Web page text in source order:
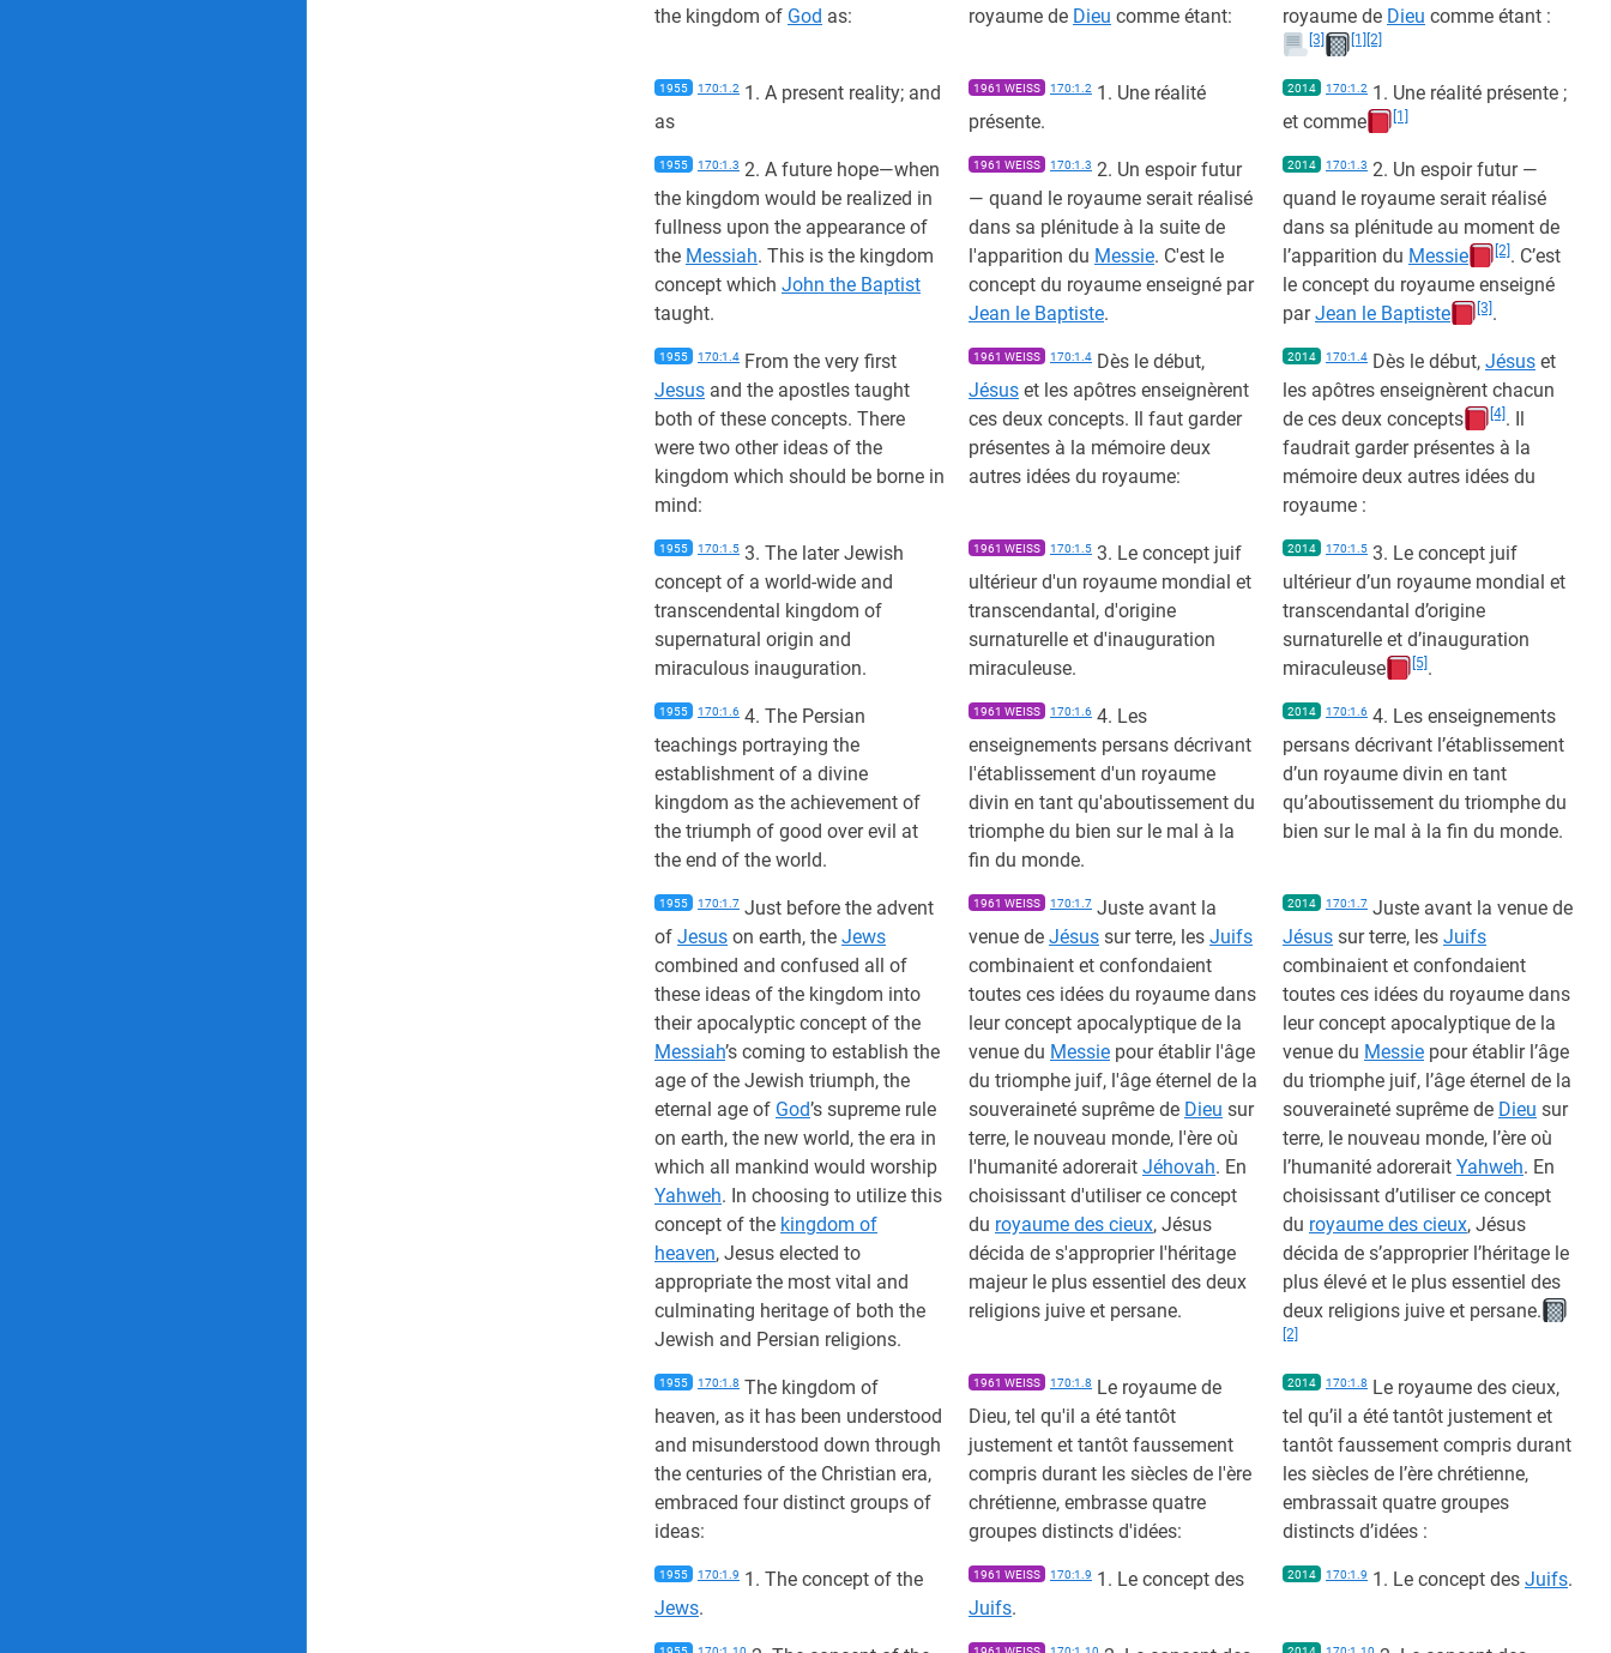
the kingdom of God as:
royaume de Dieu comme étant:
royaume de Dieu comme étant :
[3] [1] [2]
1955 170:1.2 1. A present reality; and
as
1961 WEISS 170:1.2 1. Une réalité
présente.
2014 170:1.2 1. Une réalité présente ;
et comme
[1]
1955 170:1.3 2. A future hope—when
the kingdom would be realized in
fullness upon the appearance of
the Messiah. This is the kingdom
concept which John the Baptist
taught.
1961 WEISS 170:1.3 2. Un espoir futur
— quand le royaume serait réalisé
dans sa plénitude à la suite de
l'apparition du Messie. C'est le
concept du royaume enseigné par
Jean le Baptiste.
2014 170:1.3 2. Un espoir futur —
quand le royaume serait réalisé
dans sa plénitude au moment de
l’apparition du Messie [2] . C’est
le concept du royaume enseigné
parJean le Baptiste [3] .
1955 170:1.4 From the very first
Jesus and the apostles taught
both of these concepts. There
were two other ideas of the
kingdom which should be borne in
mind:
1961 WEISS 170:1.4 Dès le début,
Jésus et les apôtres enseignèrent
ces deux concepts. Il faut garder
présentes à la mémoire deux
autres idées du royaume:
2014 170:1.4 Dès le début, Jésus et
les apôtres enseignèrent chacun
de ces deux concepts
[4] . Il
faudrait garder présentes à la
mémoire deux autres idées du
royaume :
1955 170:1.5 3. The later Jewish
concept of a world-wide and
transcendental kingdom of
supernatural origin and
miraculous inauguration.
1961 WEISS 170:1.5 3. Le concept juif
ultérieur d'un royaume mondial et
transcendantal, d'origine
surnaturelle et d'inauguration
miraculeuse.
2014 170:1.5 3. Le concept juif
ultérieur d’un royaume mondial et
transcendantal d’origine
surnaturelle et d’inauguration
miraculeuse
[5] .
1955 170:1.6 4. The Persian
teachings portraying the
establishment of a divine
kingdom as the achievement of
the triumph of good over evil at
the end of the world.
1961 WEISS 170:1.6 4. Les
enseignements persans décrivant
l'établissement d'un royaume
divin en tant qu'aboutissement du
triomphe du bien sur le mal à la
fin du monde.
2014 170:1.6 4. Les enseignements
persans décrivant l’établissement
d’un royaume divin en tant
qu’aboutissement du triomphe du
bien sur le mal à la fin du monde.
1955 170:1.7 Just before the advent
of Jesus on earth, the Jews
combined and confused all of
these ideas of the kingdom into
their apocalyptic concept of the
Messiah’s coming to establish the
age of the Jewish triumph, the
eternal age of God’s supreme rule
on earth, the new world, the era in
which all mankind would worship
Yahweh. In choosing to utilize this
concept of the kingdom of
heaven, Jesus elected to
appropriate the most vital and
culminating heritage of both the
Jewish and Persian religions.
1961 WEISS 170:1.7 Juste avant la
venue de Jésus sur terre, les Juifs
combinaient et confondaient
toutes ces idées du royaume dans
leur concept apocalyptique de la
venue du Messie pour établir l'âge
du triomphe juif, l'âge éternel de la
souveraineté suprême de Dieu sur
terre, le nouveau monde, l'ère où
l'humanité adorerait Jéhovah. En
choisissant d'utiliser ce concept
du royaume des cieux, Jésus
décida de s'approprier l'héritage
majeur le plus essentiel des deux
religions juive et persane.
2014 170:1.7 Juste avant la venue de
Jésus sur terre, les Juifs
combinaient et confondaient
toutes ces idées du royaume dans
leur concept apocalyptique de la
venue du Messie pour établir l’âge
du triomphe juif, l’âge éternel de la
souveraineté suprême de Dieu sur
terre, le nouveau monde, l’ère où
l’humanité adorerait Yahweh. En
choisissant d’utiliser ce concept
du royaume des cieux, Jésus
décida de s’approprier l’héritage le
plus élevé et le plus essentiel des
deux religions juive et persane.
[2]
1955 170:1.8 The kingdom of
heaven, as it has been understood
and misunderstood down through
the centuries of the Christian era,
embraced four distinct groups of
ideas:
1961 WEISS 170:1.8 Le royaume de
Dieu, tel qu'il a été tantôt
justement et tantôt faussement
compris durant les siècles de l'ère
chrétienne, embrasse quatre
groupes distincts d'idées:
2014 170:1.8 Le royaume des cieux,
tel qu’il a été tantôt justement et
tantôt faussement compris durant
les siècles de l’ère chrétienne,
embrassait quatre groupes
distincts d’idées :
1955 170:1.9 1. The concept of the
Jews.
1961 WEISS 170:1.9 1. Le concept des
Juifs.
2014 170:1.9 1. Le concept des Juifs.